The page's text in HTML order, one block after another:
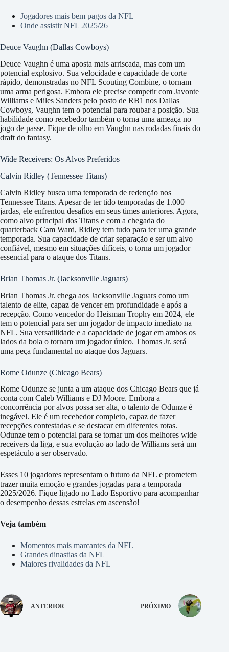
Jogadores mais bem pagos da NFL
Onde assistir NFL 2025/26
Deuce Vaughn (Dallas Cowboys)
Deuce Vaughn é uma aposta mais arriscada, mas com um
potencial explosivo. Sua velocidade e capacidade de corte
rápido, demonstradas no NFL Scouting Combine, o tornam
uma arma perigosa. Embora ele precise competir com Javonte
Williams e Miles Sanders pelo posto de RB1 nos Dallas
Cowboys, Vaughn tem o potencial para roubar a posição. Sua
habilidade como recebedor também o torna uma ameaça no
jogo de passe. Fique de olho em Vaughn nas rodadas finais do
draft do fantasy.
Wide Receivers: Os Alvos Preferidos
Calvin Ridley (Tennessee Titans)
Calvin Ridley busca uma temporada de redenção nos
Tennessee Titans. Apesar de ter tido temporadas de 1.000
jardas, ele enfrentou desafios em seus times anteriores. Agora,
como alvo principal dos Titans e com a chegada do
quarterback Cam Ward, Ridley tem tudo para ter uma grande
temporada. Sua capacidade de criar separação e ser um alvo
confiável, mesmo em situações difíceis, o torna um jogador
essencial para o ataque dos Titans.
Brian Thomas Jr. (Jacksonville Jaguars)
Brian Thomas Jr. chega aos Jacksonville Jaguars como um
talento de elite, capaz de vencer em profundidade e após a
recepção. Como vencedor do Heisman Trophy em 2024, ele
tem o potencial para ser um jogador de impacto imediato na
NFL. Sua versatilidade e a capacidade de jogar em ambos os
lados da bola o tornam um jogador único. Thomas Jr. será
uma peça fundamental no ataque dos Jaguars.
Rome Odunze (Chicago Bears)
Rome Odunze se junta a um ataque dos Chicago Bears que já
conta com Caleb Williams e DJ Moore. Embora a
concorrência por alvos possa ser alta, o talento de Odunze é
inegável. Ele é um recebedor completo, capaz de fazer
recepções contestadas e se destacar em diferentes rotas.
Odunze tem o potencial para se tornar um dos melhores wide
receivers da liga, e sua evolução ao lado de Williams será um
espetáculo a ser observado.
Esses 10 jogadores representam o futuro da NFL e prometem
trazer muita emoção e grandes jogadas para a temporada
2025/2026. Fique ligado no Lado Esportivo para acompanhar
o desempenho dessas estrelas em ascensão!
Veja também
Momentos mais marcantes da NFL
Grandes dinastias da NFL
Maiores rivalidades da NFL
ANTERIOR PRÓXIMO